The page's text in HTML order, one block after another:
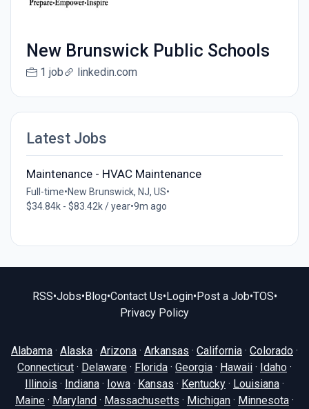
New Brunswick Public Schools
1 job linkedin.com
Latest Jobs
Maintenance - HVAC Maintenance
Full-time•New Brunswick, NJ, US•
$34.84k - $83.42k / year•9m ago
RSS•Jobs• Blog•Contact Us• Login• Post a Job•TOS•
Privacy Policy
Alabama · Alaska · Arizona · Arkansas · California · Colorado ·
Connecticut · Delaware · Florida · Georgia · Hawaii · Idaho ·
Illinois · Indiana · Iowa · Kansas · Kentucky · Louisiana ·
Maine · Maryland · Massachusetts · Michigan · Minnesota ·